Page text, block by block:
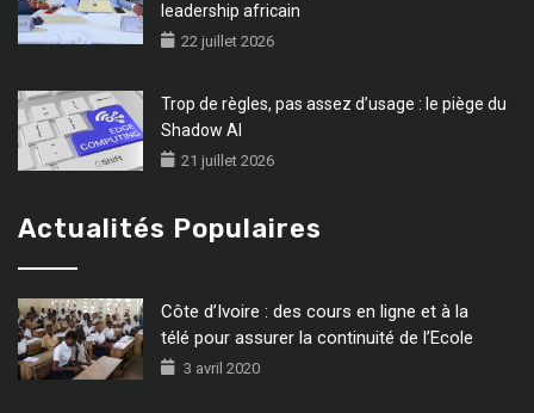
leadership africain
22 juillet 2026
Trop de règles, pas assez d’usage : le piège du
Shadow AI
21 juillet 2026
Actualités Populaires
Côte d’Ivoire : des cours en ligne et à la
télé pour assurer la continuité de l’Ecole
3 avril 2020